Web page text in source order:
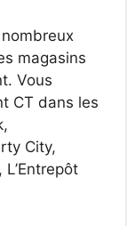
magasins
Vous
CT dans les
City,